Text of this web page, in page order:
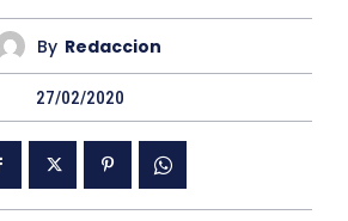
By Redaccion
27/02/2020